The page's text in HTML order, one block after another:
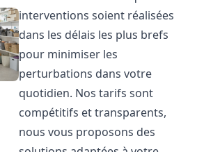
interventions soient réalisées
dans les délais les plus brefs
pour minimiser les
perturbations dans votre
quotidien. Nos tarifs sont
compétitifs et transparents,
nous vous proposons des